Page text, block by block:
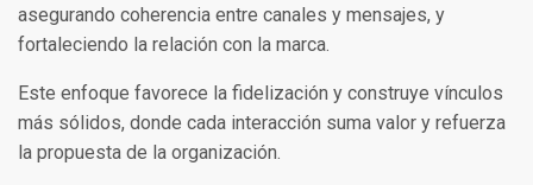
asegurando coherencia entre canales y mensajes, y
fortaleciendo la relación con la marca.
Este enfoque favorece la fidelización y construye vínculos
más sólidos, donde cada interacción suma valor y refuerza
la propuesta de la organización.